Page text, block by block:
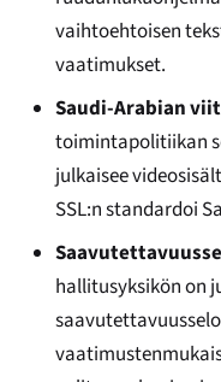
vaihtoehtoisen
vaatimukset.
Saudi-Arabian
toimintapolitiikan
julkaisee
SSL:n standardoi
hallitusyksikön on